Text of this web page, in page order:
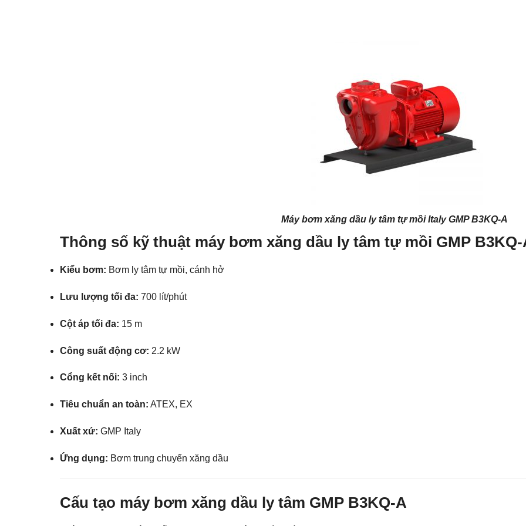
Máy bơm xăng dầu ly tâm tự mồi Italy GMP B3KQ-A
Thông số kỹ thuật máy bơm xăng dầu ly tâm tự mồi GMP B3KQ-
Kiểu bơm: Bơm ly tâm tự mồi, cánh hở
Lưu lượng tối đa: 700 lít/phút
Cột áp tối đa: 15 m
Công suất động cơ: 2.2 kW
Cổng kết nối: 3 inch
Tiêu chuẩn an toàn: ATEX, EX
Xuất xứ: GMP Italy
Ứng dụng: Bơm trung chuyển xăng dầu
Cấu tạo máy bơm xăng dầu ly tâm GMP B3KQ-A